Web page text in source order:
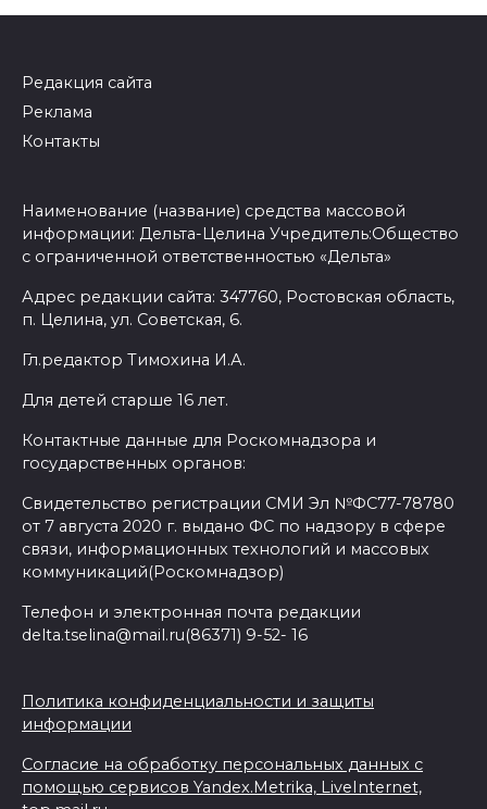
Редакция сайта
Реклама
Контакты
Наименование (название) средства массовой
информации: Дельта-Целина Учредитель:Общество
с ограниченной ответственностью «Дельта»
Адрес редакции сайта: 347760, Ростовская область,
п. Целина, ул. Советская, 6.
Гл.редактор Тимохина И.А.
Для детей старше 16 лет.
Контактные данные для Роскомнадзора и
государственных органов:
Свидетельство регистрации СМИ Эл №ФС77-78780
от 7 августа 2020 г. выдано ФС по надзору в сфере
связи, информационных технологий и массовых
коммуникаций(Роскомнадзор)
Телефон и электронная почта редакции
delta.tselina@mail.ru(86371) 9-52- 16
Политика конфиденциальности и защиты
информации
Согласие на обработку персональных данных с
помощью сервисов Yandex.Metrika, LiveInternet,